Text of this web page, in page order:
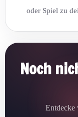
oder Spiel zu
Noch
Entdecke